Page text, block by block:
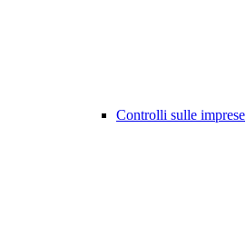
Controlli sulle imprese